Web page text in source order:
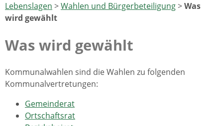
Lebenslagen >Wahlen und Bürgerbeteiligung>Was
wird gewählt
Was wird gewählt
Kommunalwahlen sind die Wahlen zu folgenden
Kommunalvertretungen:
Gemeinderat
Ortschaftsrat